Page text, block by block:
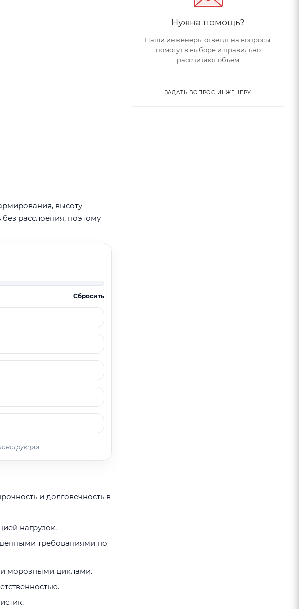
высоту
расслоения, поэтому
Сбросить
и долговечность в
нагрузок.
требованиями по
и морозными циклами.
Нужна помощь?
Наши инженеры ответят на вопросы,
помогут в выборе и правильно
рассчитают объем
ЗАДАТЬ ВОПРОС ИНЖЕНЕРУ